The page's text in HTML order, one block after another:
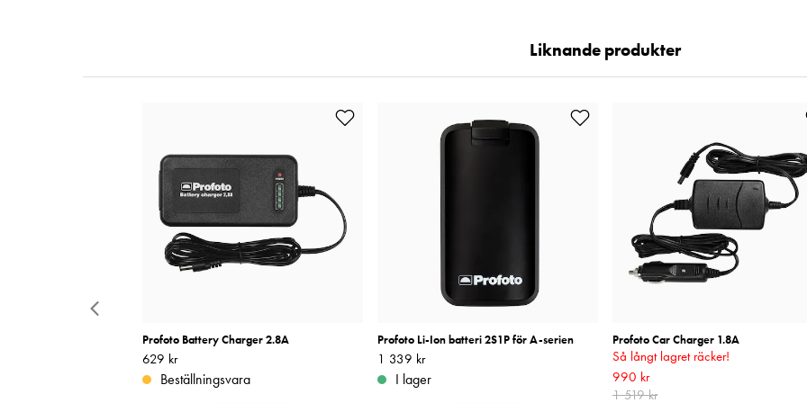
Liknande produkter
Profoto Battery Charger 2.8A
Pris: 629 kr
629 kr
Beställningsvara
Profoto Li-Ion batteri 2S1P för A-serien
Pris:1 339 kr
1 339 kr
I lager
Profoto Car Charger 1.8A
Så långt lagret räcker!
Nuvarande pris
1 519 kr
990 kr
1 519 kr